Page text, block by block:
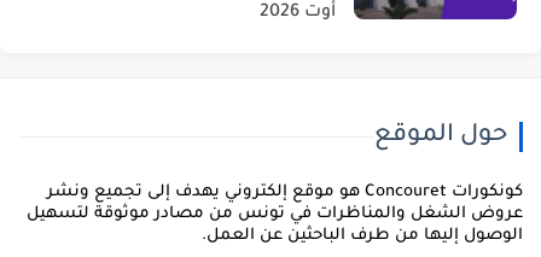
أوت 2026
حول الموقع
كونكورات Concouret هو موقع إلكتروني يهدف إلى تجميع ونشر
الشغل والمناظرات في تونس من مصادر موثوقة لتسهيل
إليها من طرف الباحثين عن العمل.